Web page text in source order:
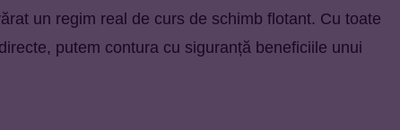
un regim real de curs de schimb flotant. Cu toate
putem contura cu siguranță beneficiile unui